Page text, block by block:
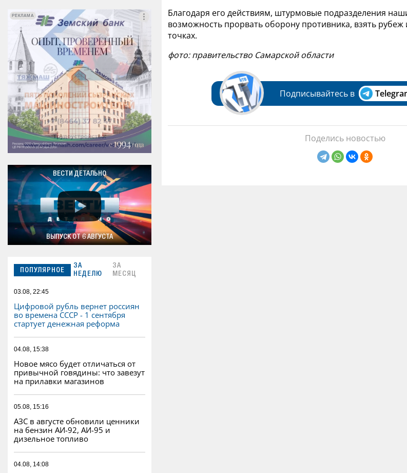
РЕКЛАМА
РЕКЛАМА
ВЕСТИ ДЕТАЛЬНО
ВЫПУСК ОТ 6 АВГУСТА
ПОПУЛЯРНОЕ
ЗА
НЕДЕЛЮ
ЗА
МЕСЯЦ
03.08, 22:45
Цифровой рубль вернет россиян
во времена СССР - 1 сентября
стартует денежная реформа
04.08, 15:38
Новое мясо будет отличаться от
привычной говядины: что завезут
на прилавки магазинов
05.08, 15:16
АЗС в августе обновили ценники
на бензин АИ-92, АИ-95 и
дизельное топливо
04.08, 14:08
Благодаря его действиям, штурмовые подразделения
возможность прорвать оборону противника, взять рубеж
точках.
фото: правительство Самарской области
Подписывайтесь в
Поделись новостью